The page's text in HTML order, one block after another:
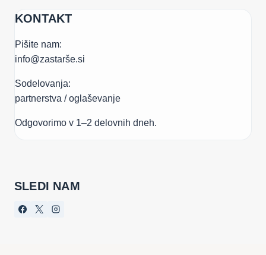
KONTAKT
Pišite nam:
info@zastarše.si
Sodelovanja:
partnerstva / oglaševanje
Odgovorimo v 1–2 delovnih dneh.
SLEDI NAM